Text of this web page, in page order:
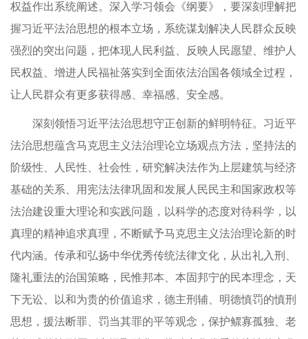
权益作出系统阐述。深入学习领会《纲要》，要深刻理解把
握习近平法治思想的根本立场，系统谋划解决人民群众反映
强烈的突出问题，把体现人民利益、反映人民愿望、维护人
民权益、增进人民福祉落实到全面依法治国各领域全过程，
让人民群众有更多获得感、幸福感、安全感。
深刻领悟习近平法治思想守正创新的鲜明特征。习近平
法治思想蕴含马克思主义法治理论立场观点方法，坚持法的
阶级性、人民性、社会性，研究解决法作为上层建筑与经济
基础的关系、用宪法法律巩固和发展人民民主和国家政权等
法治建设重大理论和实践问题，以科学的态度对待科学，以
真理的精神追求真理，不断赋予马克思主义法治理论新的时
代内涵。传承和弘扬中华优秀传统法律文化，从出礼入刑、
隆礼重法的治国策略，民惟邦本、本固邦宁的民本理念，天
下无讼、以和为贵的价值追求，德主刑辅、明德慎罚的慎刑
思想，援法断罪、罚当其罪的平等观念，保护鳏寡孤独、老